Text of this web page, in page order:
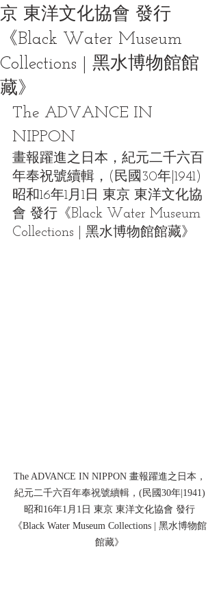
京 東洋文化協會 發行
《Black Water Museum
Collections | 黑水博物館館
藏》
The ADVANCE IN
NIPPON
畫報躍進之日本，紀元二千六百
年奉祝號續輯，(民國30年|1941)
昭和16年1月1日 東京 東洋文化協
會 發行《Black Water Museum
Collections | 黑水博物館館藏》
The ADVANCE IN NIPPON 畫報躍進之日本，
紀元二千六百年奉祝號續輯，(民國30年|1941)
昭和16年1月1日 東京 東洋文化協會 發行
《Black Water Museum Collections | 黑水博物館
館藏》